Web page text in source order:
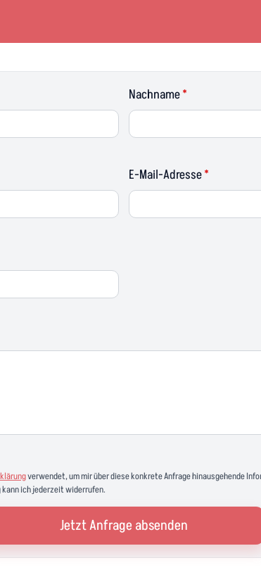
Nachname*
E-Mail-Adresse*
verwendet, um mir über diese konkrete Anfrage hinausgehende
kann ich jederzeit widerrufen.
Jetzt Anfrage absenden